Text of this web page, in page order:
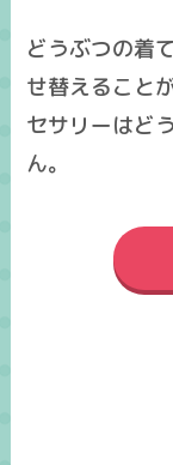
どうぶつの着
せ替えること
セサリーはど
ん。